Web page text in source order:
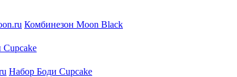
Комбинезон Moon Black
Cupcake
Набор Боди Cupcake